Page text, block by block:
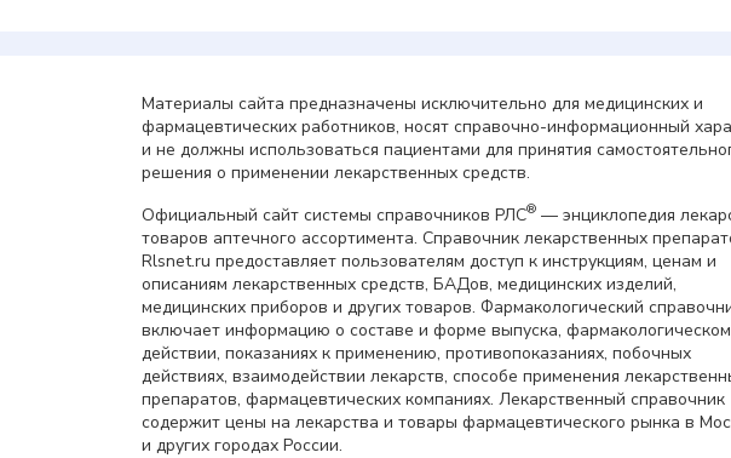
Материалы сайта предназначены исключительно для медицинских и
фармацевтических работников, носят справочно-информационный
и не должны использоваться пациентами для принятия
решения о применении лекарственных средств.
Официальный сайт системы справочников РЛС® — энциклопедия
товаров аптечного ассортимента. Справочник лекарственных
Rlsnet.ru предоставляет пользователям доступ к инструкциям, ценам и
описаниям лекарственных средств, БАДов, медицинских изделий,
медицинских приборов и других товаров. Фармакологический
включает информацию о составе и форме выпуска, фармакологическом
действии, показаниях к применению, противопоказаниях, побочных
действиях, взаимодействии лекарств, способе применения
препаратов, фармацевтических компаниях. Лекарственный справочник
содержит цены на лекарства и товары фармацевтического рынка в
и других городах России.